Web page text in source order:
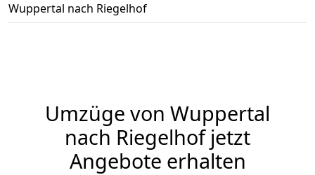
Wuppertal nach Riegelhof
Umzüge von Wuppertal
nach Riegelhof jetzt
Angebote erhalten